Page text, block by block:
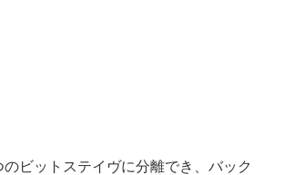
ビットステイヴに分離でき、バック